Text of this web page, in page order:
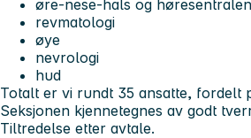
øre-nese-hals og høresentralen
revmatologi
øye
nevrologi
hud
Totalt er vi rundt 35 ansatte, fordelt
Seksjonen kjennetegnes av godt
Tiltredelse etter avtale.